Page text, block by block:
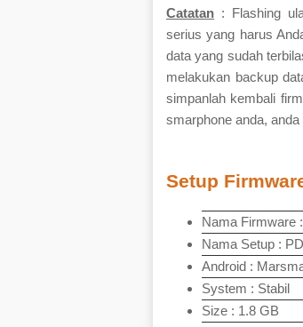
Catatan : Flashing
serius yang harus
data yang sudah
melakukan backup
simpanlah kembali
smarphone anda,
Setup
Nama Firmware
Nama Setup :
Android :
System : Stabil
Size : 1.8 GB